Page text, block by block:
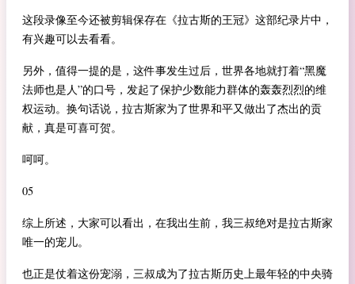
这段录像至今还被剪辑保存在《拉古斯的王冠》这部纪录片中，
有兴趣可以去看看。
另外，值得一提的是，这件事发生过后，世界各地就打着“黑魔
法师也是人”的口号，发起了保护少数能力群体的轰轰烈烈的维
权运动。换句话说，拉古斯家为了世界和平又做出了杰出的贡
献，真是可喜可贺。
呵呵。
05
综上所述，大家可以看出，在我出生前，我三叔绝对是拉古斯家
唯一的宠儿。
也正是仗着这份宠溺，三叔成为了拉古斯历史上最年轻的中央骑